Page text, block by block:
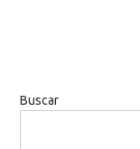
Buscar